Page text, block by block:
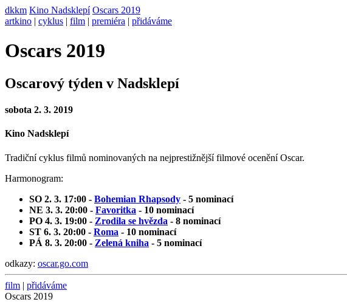
dkkm Kino Nadsklepí Oscars 2019
artkino | cyklus | film | premiéra | přidáváme
Oscars 2019
Oscarový týden v Nadsklepí
sobota 2. 3. 2019
Kino Nadsklepí
Tradiční cyklus filmů nominovaných na nejprestižnější filmové ocenění Oscar.
Harmonogram:
SO 2. 3. 17:00 - Bohemian Rhapsody - 5 nominací
NE 3. 3. 20:00 - Favoritka - 10 nominací
PO 4. 3. 19:00 - Zrodila se hvězda - 8 nominací
ST 6. 3. 20:00 - Roma - 10 nominací
PÁ 8. 3. 20:00 - Zelená kniha - 5 nominací
odkazy: oscar.go.com
film | přidáváme
Oscars 2019